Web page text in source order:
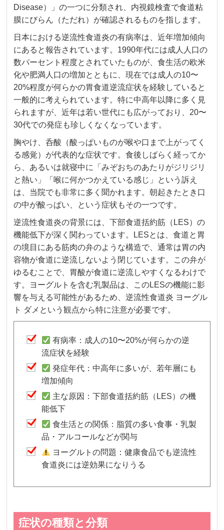
Disease）」の一つに分類され、内視鏡検査で食道粘
膜にびらん（ただれ）が確認されるものを指します。
日本における逆流性食道炎の有病率は、近年増加傾向
にあると報告されています。1990年代には成人人口の
数パーセント程度とされていたものが、食生活の欧米
化や肥満人口の増加とともに、現在では成人の10〜
20%程度が何らかの胃食道逆流症状を経験していると
一般的に考えられています。特に中高年以降に多く見
られますが、近年は若い世代にも広がっており、20〜
30代での発症も珍しくなくなっています。
胸やけ、呑酸（酸っぱいものが喉や口まで上がってく
る感覚）が代表的な症状です。食後しばらく経ってか
ら、あるいは就寝中に「みぞおちのあたりがジリジリ
と熱い」「喉に何かつかえている感じ」という訴え
は、当院でも非常に多く聞かれます。朝起きたとき口
の中が酸っぱい、という症状もその一つです。
逆流性食道炎の背景には、下部食道括約筋（LES）の
機能低下が深く関わっています。LESとは、食道と胃
の境目にある筋肉の弁のような構造で、通常は胃の内
容物が食道に逆流しないよう閉じています。この弁が
ゆるむことで、胃酸が食道に逆流しやすくなるわけで
す。ヨーグルトを含む乳製品は、このLESの機能に影
響を与える可能性があるため、逆流性食道炎 ヨーグル
ト ダメという観点から特に注意が必要です。
有病率：成人の10〜20%が何らかの逆
流症状を経験
発症年代：中高年に多いが、若年層にも
増加傾向
主な原因：下部食道括約筋（LES）の機
能低下
食生活との関係：脂質の多い食事・乳製
品・アルコールなどが関与
ヨーグルトの問題：健康食品でも逆流性
食道炎には逆効果になりうる
症状の種類と分類